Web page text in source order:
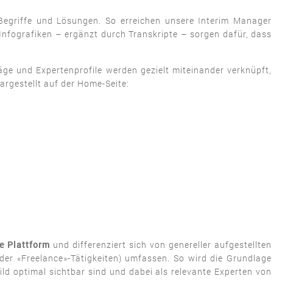
und Lösungen. So erreichen unsere Interim Manager
– ergänzt durch Transkripte – sorgen dafür, dass
und Expertenprofile werden gezielt miteinander verknüpft,
auf der Home-Seite:
Plattform und differenziert sich von genereller aufgestellten
«Freelance»-Tätigkeiten) umfassen. So wird die Grundlage
optimal sichtbar sind und dabei als relevante Experten von